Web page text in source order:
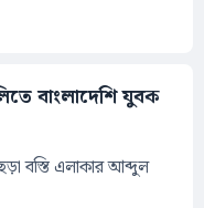
বাংলাদেশি যুবক
বস্তি এলাকার আব্দুল